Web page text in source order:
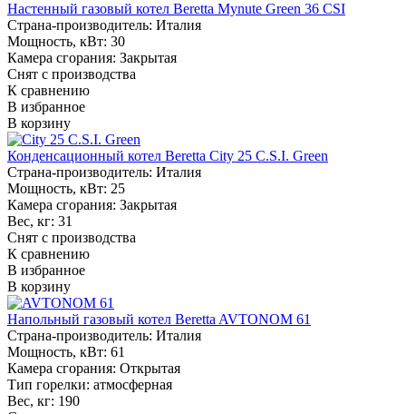
Настенный газовый котел Beretta Mynute Green 36 CSI
Страна-производитель: Италия
Мощность, кВт: 30
Камера сгорания: Закрытая
Снят с производства
К сравнению
В избранное
В корзину
Конденсационный котел Beretta City 25 C.S.I. Green
Страна-производитель: Италия
Мощность, кВт: 25
Камера сгорания: Закрытая
Вес, кг: 31
Снят с производства
К сравнению
В избранное
В корзину
Напольный газовый котел Beretta AVTONOM 61
Страна-производитель: Италия
Мощность, кВт: 61
Камера сгорания: Открытая
Тип горелки: атмосферная
Вес, кг: 190